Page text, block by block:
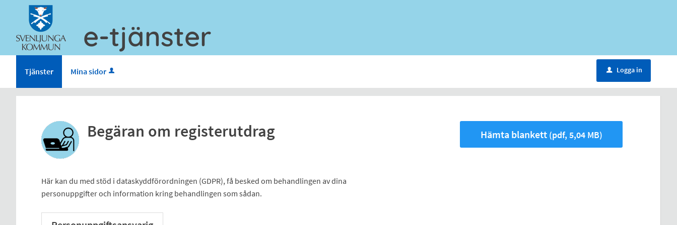
e-tjänster
Tjänster Mina sidor u Logga in
Begäran om registerutdrag
Här kan du med stöd i dataskyddförordningen (GDPR), få besked om behandlingen av dina
personuppgifter och information kring behandlingen som sådan.
Hämta blankett(pdf, 5,04 MB)